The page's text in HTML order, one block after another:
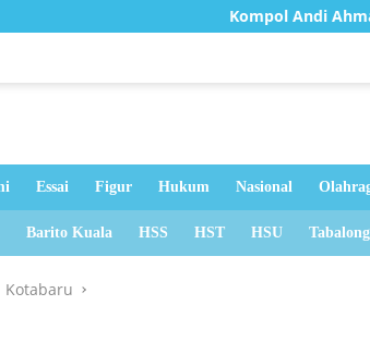
Kompol Andi Ahmad Bustanil Imbau
Essai Figur Hukum Nasional
Barito Kuala HSS HST HSU Tabalong
Kotabaru